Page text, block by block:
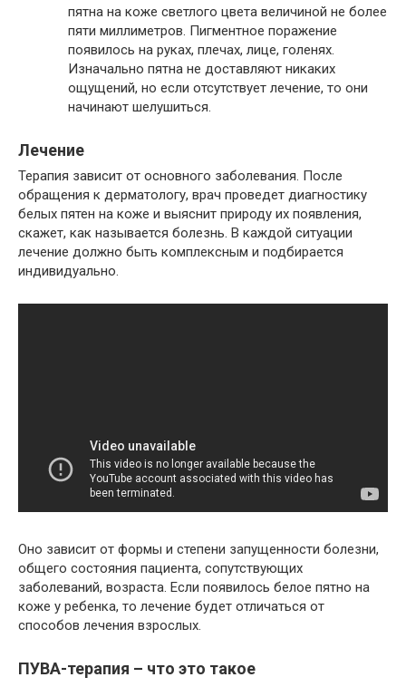
пятна на коже светлого цвета величиной не более
пяти миллиметров. Пигментное поражение
появилось на руках, плечах, лице, голенях.
Изначально пятна не доставляют никаких
ощущений, но если отсутствует лечение, то они
начинают шелушиться.
Лечение
Терапия зависит от основного заболевания. После
обращения к дерматологу, врач проведет диагностику
белых пятен на коже и выяснит природу их появления,
скажет, как называется болезнь. В каждой ситуации
лечение должно быть комплексным и подбирается
индивидуально.
Оно зависит от формы и степени запущенности болезни,
общего состояния пациента, сопутствующих
заболеваний, возраста. Если появилось белое пятно на
коже у ребенка, то лечение будет отличаться от
способов лечения взрослых.
ПУВА-терапия – что это такое